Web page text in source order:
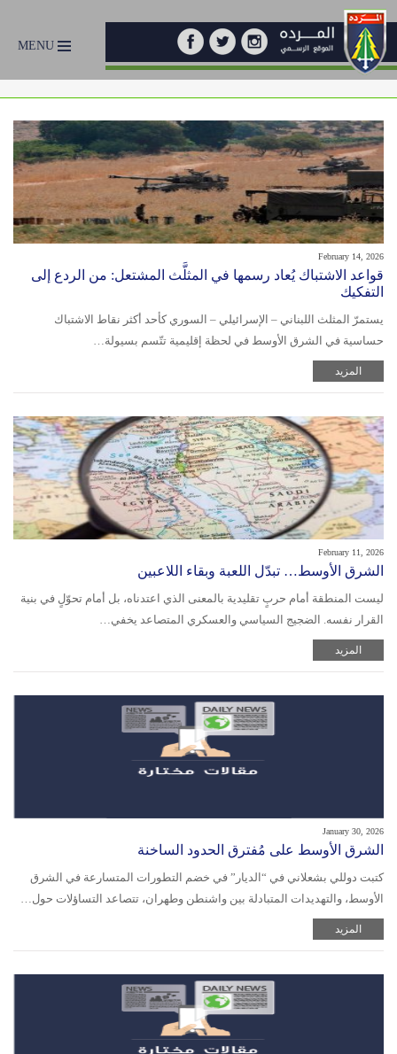
MENU
February 14, 2026
قواعد الاشتباك يُعاد رسمها في المثلَّث المشتعل: من الردع إلى
التفكيك
يستمرّ المثلث اللبناني – الإسرائيلي – السوري كأحد أكثر نقاط الاشتباك
حساسية في الشرق الأوسط في لحظة إقليمية تتّسم بسيولة…
المزيد
February 11, 2026
الشرق الأوسط… تبدّل اللعبة وبقاء اللاعبين
ليست المنطقة أمام حربٍ تقليدية بالمعنى الذي اعتدناه، بل أمام تحوّلٍ في بنية
القرار نفسه. الضجيج السياسي والعسكري المتصاعد يخفي…
المزيد
January 30, 2026
الشرق الأوسط على مُفترق الحدود الساخنة
كتبت دوللي بشعلاني في “الديار” في خضم التطورات المتسارعة في الشرق
الأوسط، والتهديدات المتبادلة بين واشنطن وطهران، تتصاعد التساؤلات حول…
المزيد